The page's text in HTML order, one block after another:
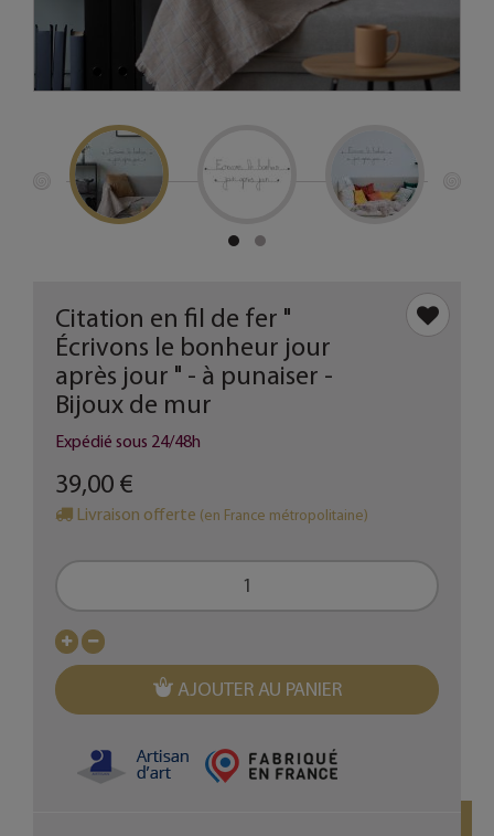
Citation en fil de fer "
Écrivons le bonheur jour
après jour " - à punaiser -
Bijoux de mur
Expédié sous 24/48h
39,00 €
Livraison offerte (en France métropolitaine)
AJOUTER AU PANIER